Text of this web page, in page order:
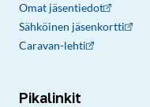
Omat jäsentiedot
Sähköinen jäsenkortti
Caravan-lehti
Pikalinkit